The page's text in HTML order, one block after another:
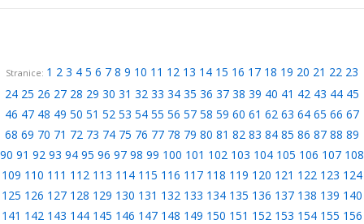
Stranice: 1 2 3 4 5 6 7 8 9 10 11 12 13 14 15 16 17 18 19 20 21 22 23
24 25 26 27 28 29 30 31 32 33 34 35 36 37 38 39 40 41 42 43 44 45
46 47 48 49 50 51 52 53 54 55 56 57 58 59 60 61 62 63 64 65 66 67
68 69 70 71 72 73 74 75 76 77 78 79 80 81 82 83 84 85 86 87 88 89
90 91 92 93 94 95 96 97 98 99 100 101 102 103 104 105 106 107 108
109 110 111 112 113 114 115 116 117 118 119 120 121 122 123 124
125 126 127 128 129 130 131 132 133 134 135 136 137 138 139 140
141 142 143 144 145 146 147 148 149 150 151 152 153 154 155 156